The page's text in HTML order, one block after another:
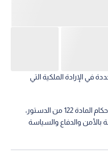
في الإرادة الملكية التي
ويناط بالمجلس الذي أنشئ وفقا لأحكام المادة 122 من الدستور،
والدفاع والسياسة